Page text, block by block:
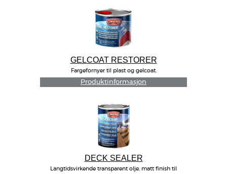
GELCOAT RESTORER
Fargefornyer til plast og gelcoat.
Produktinformasjon
DECK SEALER
Langtidsvirkende transparent olje, matt finish til